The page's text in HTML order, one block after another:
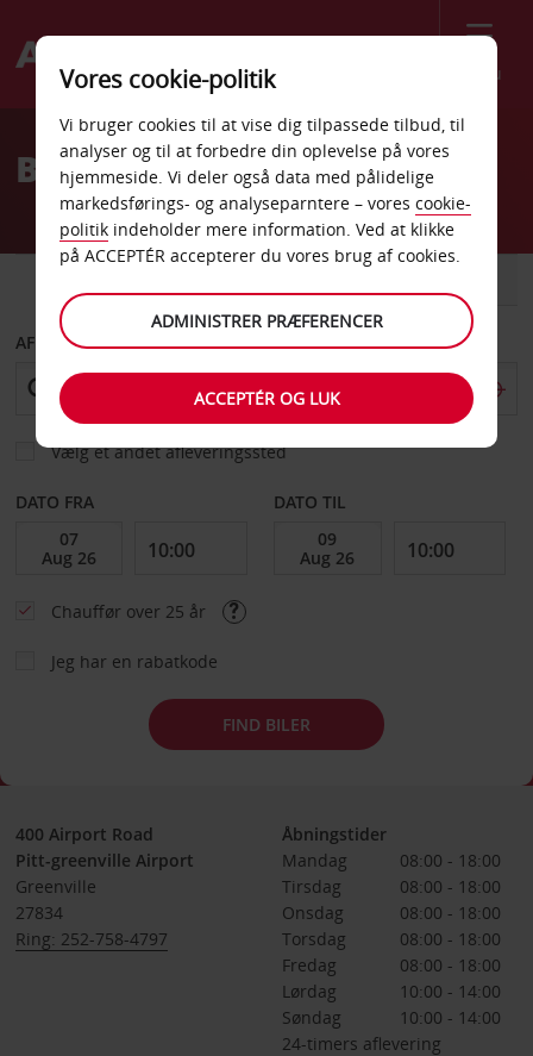
Menu
Welcome
AvisBilleje Pitt Lufthavn
AFHENT FRA
Vælg et andet afleveringssted
DATO FRA DATO TIL
Chauffør over 25 år
Jeg har en rabatkode
FIND BILER
400 Airport Road
Pitt-greenville Airport
Greenville
27834
Ring: 252-758-4797
Åbningstider
Mandag
08:00 - 18:00
Tirsdag
08:00 - 18:00
Onsdag
08:00 - 18:00
Torsdag
08:00 - 18:00
Fredag
08:00 - 18:00
Lørdag
10:00 - 14:00
Søndag
10:00 - 14:00
24-timers aflevering
Vores cookie-politik
Vi bruger cookies til at vise dig tilpassede tilbud, til
analyser og til at forbedre din oplevelse på vores
hjemmeside. Vi deler også data med pålidelige
markedsførings- og analyseparntere – vores cookie-
politik indeholder mere information. Ved at klikke
på ACCEPTÉR accepterer du vores brug af cookies.
ADMINISTRER PRÆFERENCER
ACCEPTÉR OG LUK